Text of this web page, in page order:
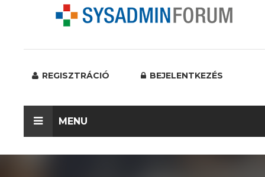
REGISZTRÁCIÓ BEJELENTKEZÉS
MENU